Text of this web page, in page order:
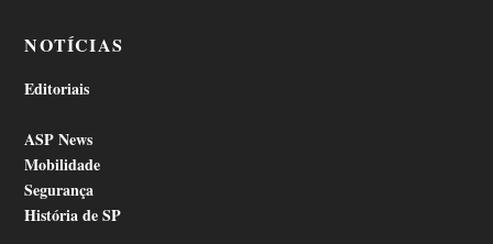
NOTÍCIAS
Editoriais
ASP News
Mobilidade
Segurança
História de SP